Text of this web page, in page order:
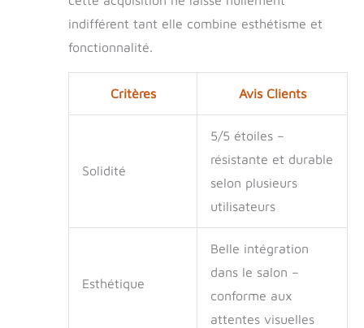
indifférent tant elle combine esthétisme et
fonctionnalité.
Critères Avis Clients
Solidité
5/5 étoiles –
résistante et durable
selon plusieurs
utilisateurs
Esthétique
Belle intégration
dans le salon –
conforme aux
attentes visuelles